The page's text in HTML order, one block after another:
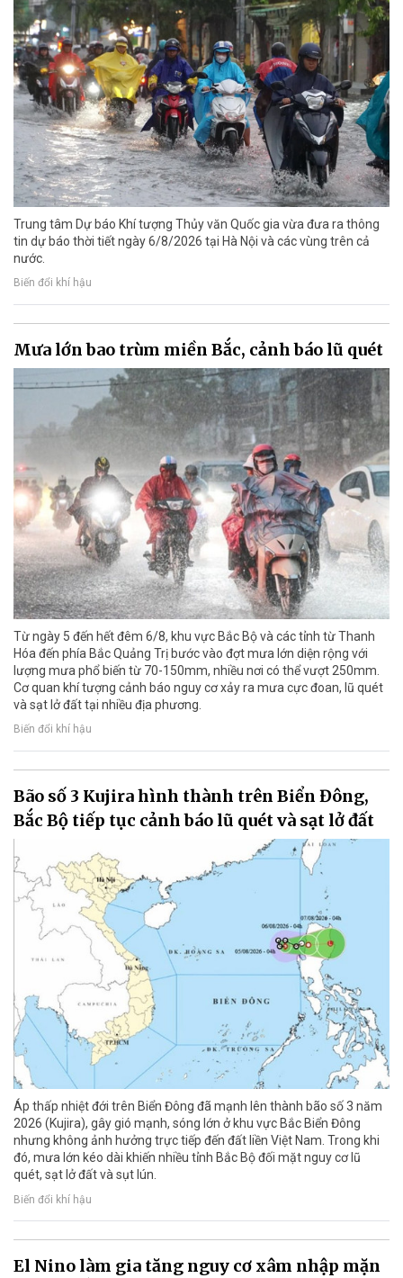
Trung tâm Dự báo Khí tượng Thủy văn Quốc gia vừa đưa ra thông
tin dự báo thời tiết ngày 6/8/2026 tại Hà Nội và các vùng trên cả
nước.
Biến đổi khí hậu
Mưa lớn bao trùm miền Bắc, cảnh báo lũ quét
Từ ngày 5 đến hết đêm 6/8, khu vực Bắc Bộ và các tỉnh từ Thanh
Hóa đến phía Bắc Quảng Trị bước vào đợt mưa lớn diện rộng với
lượng mưa phổ biến từ 70-150mm, nhiều nơi có thể vượt 250mm.
Cơ quan khí tượng cảnh báo nguy cơ xảy ra mưa cực đoan, lũ quét
và sạt lở đất tại nhiều địa phương.
Biến đổi khí hậu
Bão số 3 Kujira hình thành trên Biển Đông,
Bắc Bộ tiếp tục cảnh báo lũ quét và sạt lở đất
Áp thấp nhiệt đới trên Biển Đông đã mạnh lên thành bão số 3 năm
2026 (Kujira), gây gió mạnh, sóng lớn ở khu vực Bắc Biển Đông
nhưng không ảnh hưởng trực tiếp đến đất liền Việt Nam. Trong khi
đó, mưa lớn kéo dài khiến nhiều tỉnh Bắc Bộ đối mặt nguy cơ lũ
quét, sạt lở đất và sụt lún.
Biến đổi khí hậu
El Nino làm gia tăng nguy cơ xâm nhập mặn